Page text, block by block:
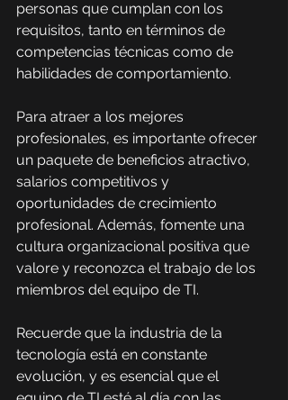
personas que cumplan con los
requisitos, tanto en términos de
competencias técnicas como de
habilidades de comportamiento.
Para atraer a los mejores
profesionales, es importante ofrecer
un paquete de beneficios atractivo,
salarios competitivos y
oportunidades de crecimiento
profesional. Además, fomente una
cultura organizacional positiva que
valore y reconozca el trabajo de los
miembros del equipo de TI.
Recuerde que la industria de la
tecnología está en constante
evolución, y es esencial que el